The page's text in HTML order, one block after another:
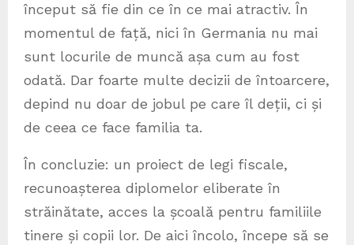
început să fie din ce în ce mai atractiv. În
momentul de față, nici în Germania nu mai
sunt locurile de muncă așa cum au fost
odată. Dar foarte multe decizii de întoarcere,
depind nu doar de jobul pe care îl deții, ci și
de ceea ce face familia ta.
În concluzie: un proiect de legi fiscale,
recunoașterea diplomelor eliberate în
străinătate, acces la școală pentru familiile
tinere și copii lor. De aici încolo, începe să se